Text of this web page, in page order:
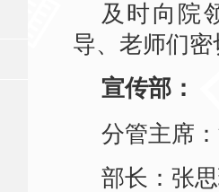
及时向院
导、老师们
宣传部：
分管主席
部长：张